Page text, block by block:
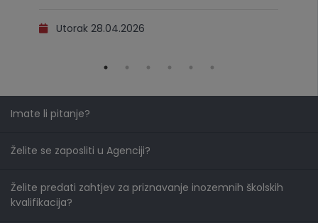
Utorak 28.04.2026
Imate li pitanje?
Želite se zaposliti u Agenciji?
Želite predati zahtjev za priznavanje inozemnih školskih
kvalifikacija?